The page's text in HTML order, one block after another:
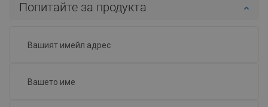
Попитайте за продукта